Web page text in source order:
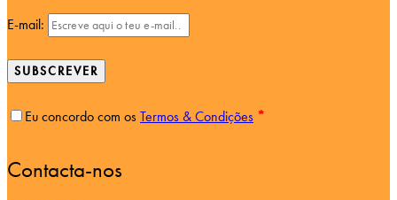
E-mail:
SUBSCREVER
Eu concordo com osTermos & Condições *
Contacta-nos